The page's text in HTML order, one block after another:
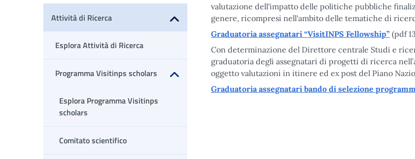
Attività di Ricerca
Apri sottomenu
Esplora Attività di Ricerca
Programma Visitinps scholars
Esplora Programma Visitinps
scholars
Comitato scientifico
valutazione dell'impatto delle politiche pubbliche
genere, ricompresi nell'ambito delle tematiche di
Graduatoria assegnatari “VisitINPS Fellowship” (pdf
Con determinazione del Direttore centrale Studi e
graduatoria degli assegnatari di progetti di ricerca
oggetto valutazioni in itinere ed ex post del Piano
Graduatoria assegnatari bando di selezione